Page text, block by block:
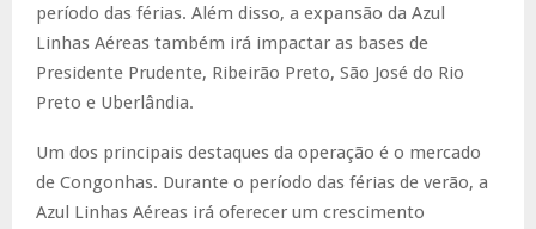
período das férias. Além disso, a expansão da Azul
Linhas Aéreas também irá impactar as bases de
Presidente Prudente, Ribeirão Preto, São José do Rio
Preto e Uberlândia.
Um dos principais destaques da operação é o mercado
de Congonhas. Durante o período das férias de verão, a
Azul Linhas Aéreas irá oferecer um crescimento